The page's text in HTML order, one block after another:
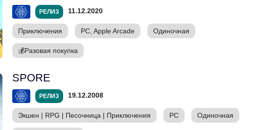
РЕЛИЗ 11.12.2020
Приключения PC, Apple Arcade Одиночная
💰Разовая покупка
SPORE
РЕЛИЗ 19.12.2008
Экшен | RPG | Песочница | Приключения PC Одиночная